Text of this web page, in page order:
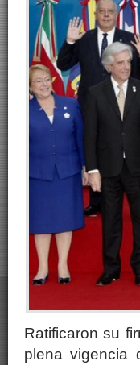
Ratificaron su
plena vigencia